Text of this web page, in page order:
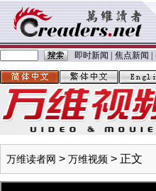
即时新闻 焦点新闻
万维读者网 > 万维视频 > 正文